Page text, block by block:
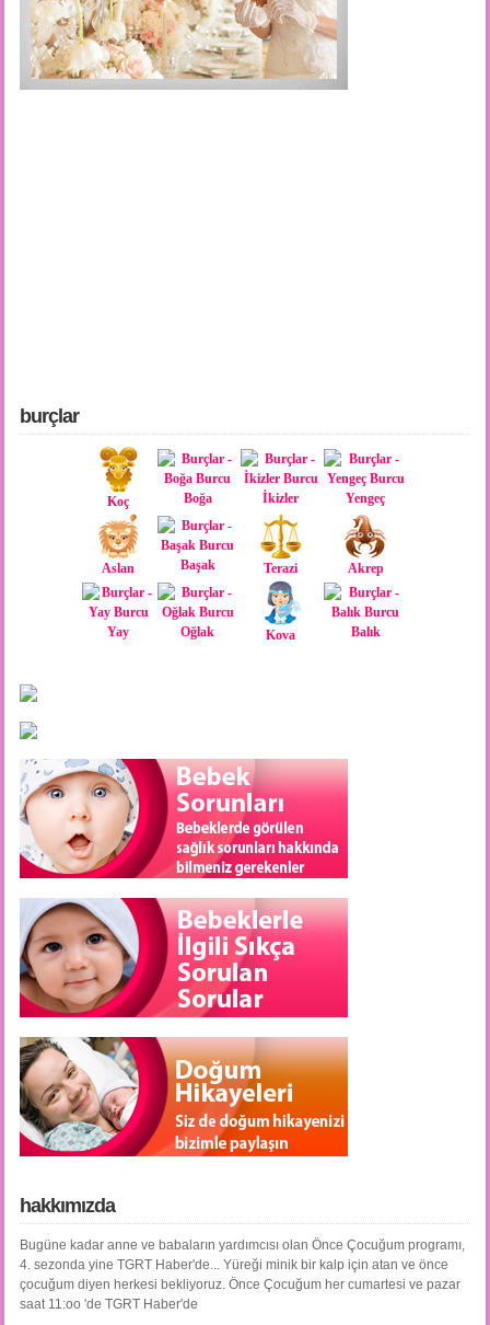
burçlar
Koç Boğa İkizler Yengeç
Aslan Başak Terazi Akrep
Yay Oğlak Kova Balık
hakkımızda
Bugüne kadar anne ve babaların yardımcısı olan Önce Çocuğum programı,
4. sezonda yine TGRT Haber'de... Yüreği minik bir kalp için atan ve önce
çocuğum diyen herkesi bekliyoruz. Önce Çocuğum her cumartesi ve pazar
saat 11:oo 'de TGRT Haber'de